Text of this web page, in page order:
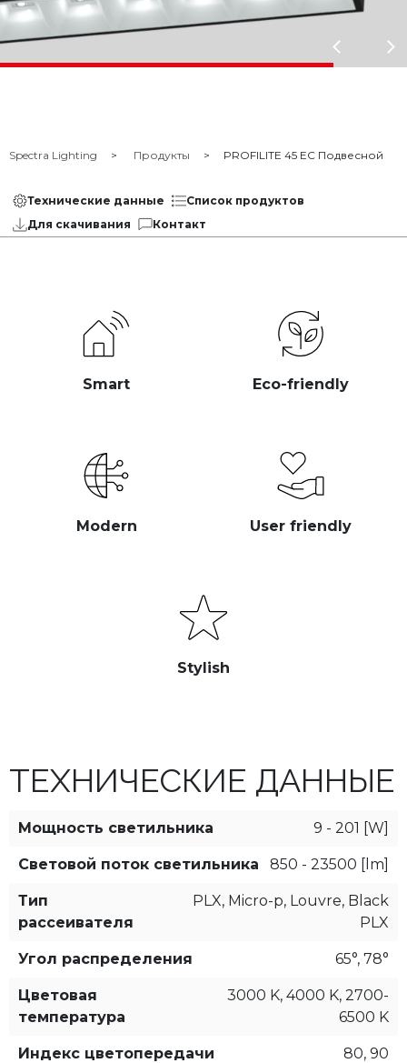
Spectra Lighting Продукты PROFILITE 45 EC Подвесной
Технические данные
Список продуктов
Для скачивания
Контакт
Smart Eco-friendly
Modern User friendly
Stylish
ТЕХНИЧЕСКИЕ ДАННЫЕ
Мощность светильника 9 - 201 [W]
Световой поток светильника 850 - 23500 [lm]
Тип
рассеивателя
PLX, Micro-p, Louvre, Black
PLX
Угол распределения 65°, 78°
Цветовая
температура
3000 K, 4000 K, 2700-
6500 K
Индекс цветопередачи 80, 90